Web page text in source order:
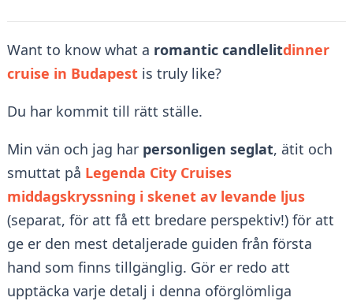
Want to know what a romantic candlelitdinner
cruise in Budapestis truly like?
Du har kommit till rätt ställe.
Min vän och jag har personligen seglat, ätit och
smuttat på Legenda City Cruises
middagskryssning i skenet av levande ljus
(separat, för att få ett bredare perspektiv!) för att
ge er den mest detaljerade guiden från första
hand som finns tillgänglig. Gör er redo att
upptäcka varje detalj i denna oförglömliga